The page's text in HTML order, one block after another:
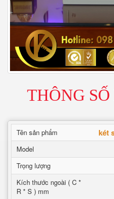
THÔNG
Tên sản phẩm két
Model
Trọng lượng
Kích thước ngoài ( C *
R * S ) mm